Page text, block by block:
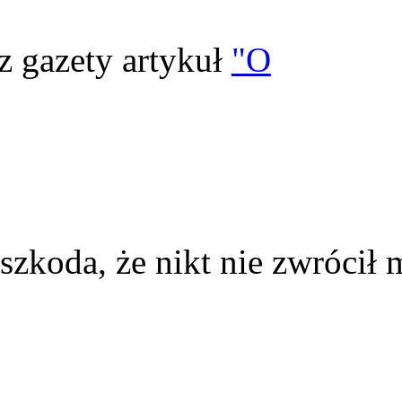
gazety artykuł "O
że nikt nie zwrócił